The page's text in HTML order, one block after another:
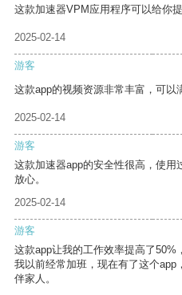
这款加速器VPM应用程序可以给你
2025-02-14
游客
这款app的视频资源非常丰富，可以
2025-02-14
游客
这款加速器app的安全性很高，使用
放心。
2025-02-14
游客
这款app让我的工作效率提高了50%
我以前经常加班，现在有了这个
伴家人。